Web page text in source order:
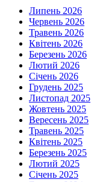
Липень 2026
Червень 2026
Травень 2026
Квітень 2026
Березень 2026
Лютий 2026
Січень 2026
Грудень 2025
Листопад 2025
Жовтень 2025
Вересень 2025
Травень 2025
Квітень 2025
Березень 2025
Лютий 2025
Січень 2025